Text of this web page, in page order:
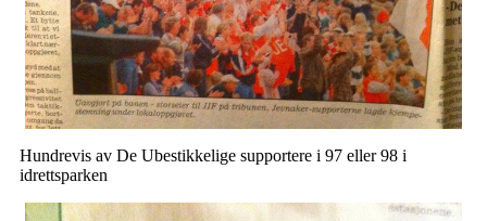
Hundrevis av De Ubestikkelige supportere i 97 eller 98 i
idrettsparken